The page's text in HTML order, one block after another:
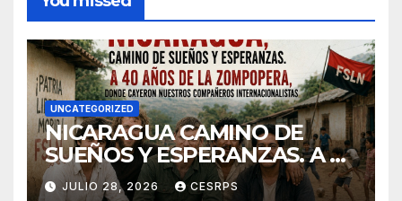
UNCATEGORIZED
NICARAGUA CAMINO DE
SUEÑOS Y ESPERANZAS. A 40
años de La Zompopera,
JULIO 28, 2026 CESRPS